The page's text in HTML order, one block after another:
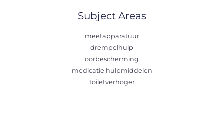
Subject Areas
meetapparatuur
drempelhulp
oorbescherming
medicatie hulpmiddelen
toiletverhoger